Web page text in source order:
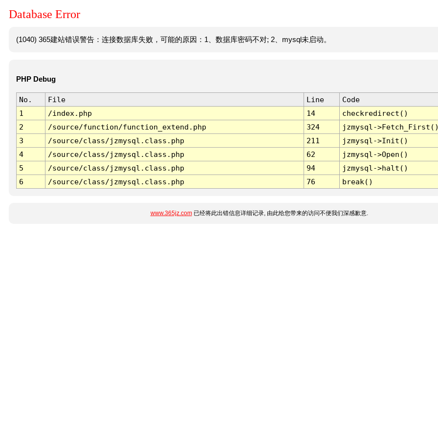
Database Error
(1040) 365建站错误警告：连接数据库失败，可能的原因：1、数据库密码不对; 2、mysql未启动。
PHP Debug
No. File Line
Code
1
/index.php 14
checkredirect()
2
/source/function/function_extend.php 324
jzmysql-
3
/source/class/jzmysql.class.php 211
jzmysql->Init()
4
/source/class/jzmysql.class.php 62
jzmysql->Open()
5
/source/class/jzmysql.class.php 94
jzmysql->halt()
6
/source/class/jzmysql.class.php 76 break()
www.365jz.com已经将此出错信息详细记录, 由此给您带来的访问不便我们深感歉意.